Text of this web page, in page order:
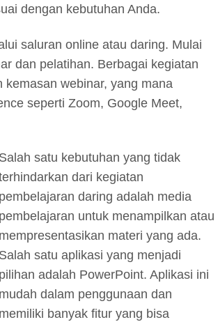
dengan kebutuhan Anda.
saluran online atau daring. Mulai
dan pelatihan. Berbagai kegiatan
webinar, yang mana
seperti Zoom, Google Meet,
Salah satu kebutuhan yang tidak
dari kegiatan
pembelajaran daring adalah media
pembelajaran untuk menampilkan atau
mempresentasikan materi yang ada.
Salah satu aplikasi yang menjadi
pilihan adalah PowerPoint. Aplikasi ini
mudah dalam penggunaan dan
memiliki banyak fitur yang bisa